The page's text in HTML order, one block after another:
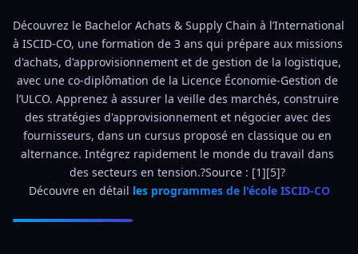
Découvrez le Bachelor Achats & Supply Chain à l’International
à ISCID-CO, une formation de 3 ans qui prépare aux missions
d'achats, d'approvisionnement et de gestion de la logistique,
avec une co-diplômation de la Licence Économie-Gestion de
l’ULCO. Apprenez à assurer la veille des marchés, construire
des stratégies d'approvisionnement et négocier avec des
fournisseurs, dans un cursus proposé en classique ou en
alternance. Intégrez rapidement le monde du travail dans
des secteurs en tension.?Source : [1][5]?
Découvre en détail les programmes de l'école ISCID-CO